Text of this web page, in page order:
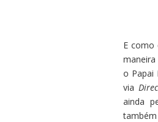
E como
o Papai
via
ainda